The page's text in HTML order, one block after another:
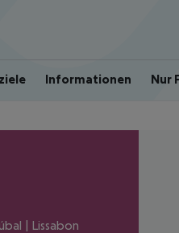
Informationen Nur
| Lissabon